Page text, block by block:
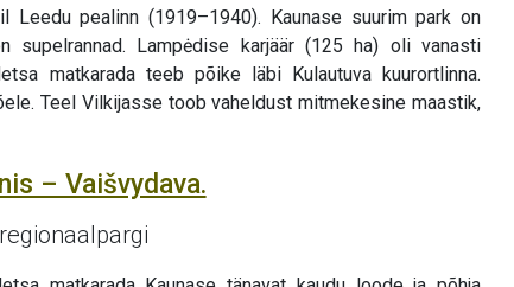
Leedu pealinn (1919–1940). Kaunase suurim park on
supelrannad. Lampėdise karjäär (125 ha) oli vanasti
matkarada teeb põike läbi Kulautuva kuurortlinna.
Teel Vilkijasse toob vaheldust mitmekesine maastik,
– Vaišvydava.